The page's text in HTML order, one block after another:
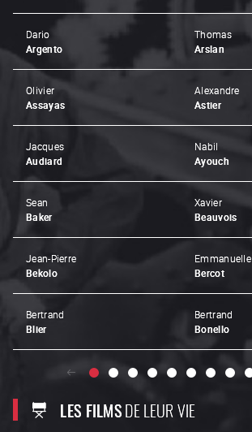
Dario
Argento
Thomas
Arslan
Olivier
Assayas
Alexandre
Astier
Jacques
Audiard
Nabil
Ayouch
Sean
Baker
Xavier
Beauvois
Jean-Pierre
Bekolo
Emmanuelle
Bercot
Bertrand
Blier
Bertrand
Bonello
LES FILMSDE LEUR VIE